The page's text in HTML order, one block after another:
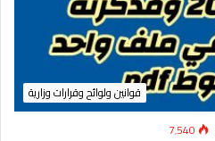
قوانين ولوائح وقرارات وزارية
7٬540